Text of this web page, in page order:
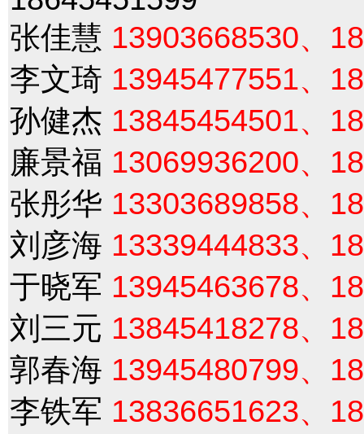
张佳慧 13903668530、
李文琦 13945477551、
孙健杰 13845454501、
廉景福 13069936200、
张彤华 13303689858、
刘彦海 13339444833、
于晓军 13945463678、
刘三元 13845418278、
郭春海 13945480799、
李铁军 13836651623、